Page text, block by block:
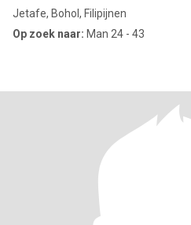
Jetafe, Bohol, Filipijnen
Op zoek naar: Man 24 - 43